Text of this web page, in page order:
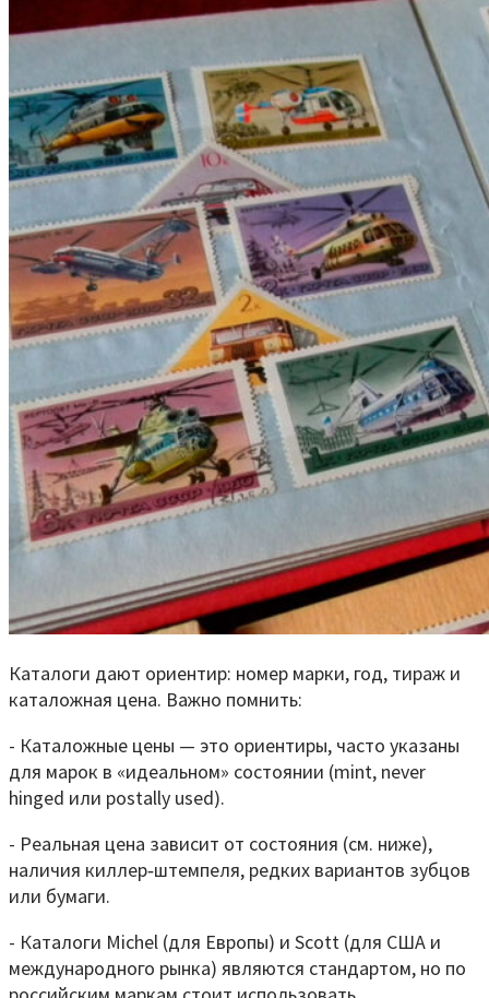
Каталоги дают ориентир: номер марки, год, тираж и
каталожная цена. Важно помнить:
- Каталожные цены — это ориентиры, часто указаны
для марок в «идеальном» состоянии (mint, never
hinged или postally used).
- Реальная цена зависит от состояния (см. ниже),
наличия киллер‑штемпеля, редких вариантов зубцов
или бумаги.
- Каталоги Michel (для Европы) и Scott (для США и
международного рынка) являются стандартом, но по